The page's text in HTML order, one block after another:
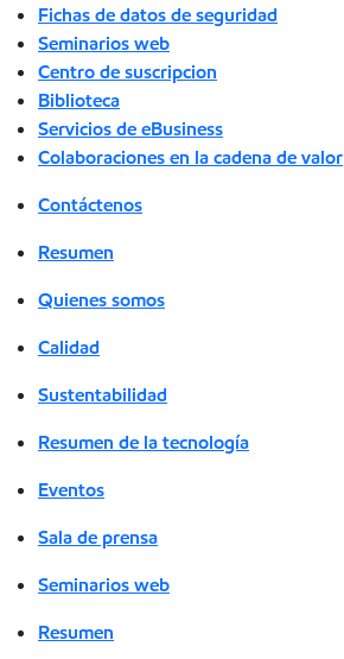
Fichas de datos de seguridad
Seminarios web
Centro de suscripcion
Biblioteca
Servicios de eBusiness
Colaboraciones en la cadena de valor
Contáctenos
Resumen
Quienes somos
Calidad
Sustentabilidad
Resumen de la tecnología
Eventos
Sala de prensa
Seminarios web
Resumen